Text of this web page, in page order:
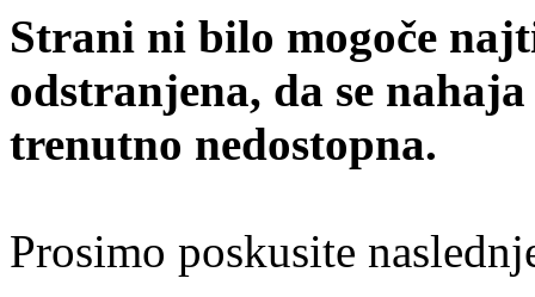
Strani ni bilo mogoče
odstranjena, da se
trenutno nedostopna.
Prosimo poskusite